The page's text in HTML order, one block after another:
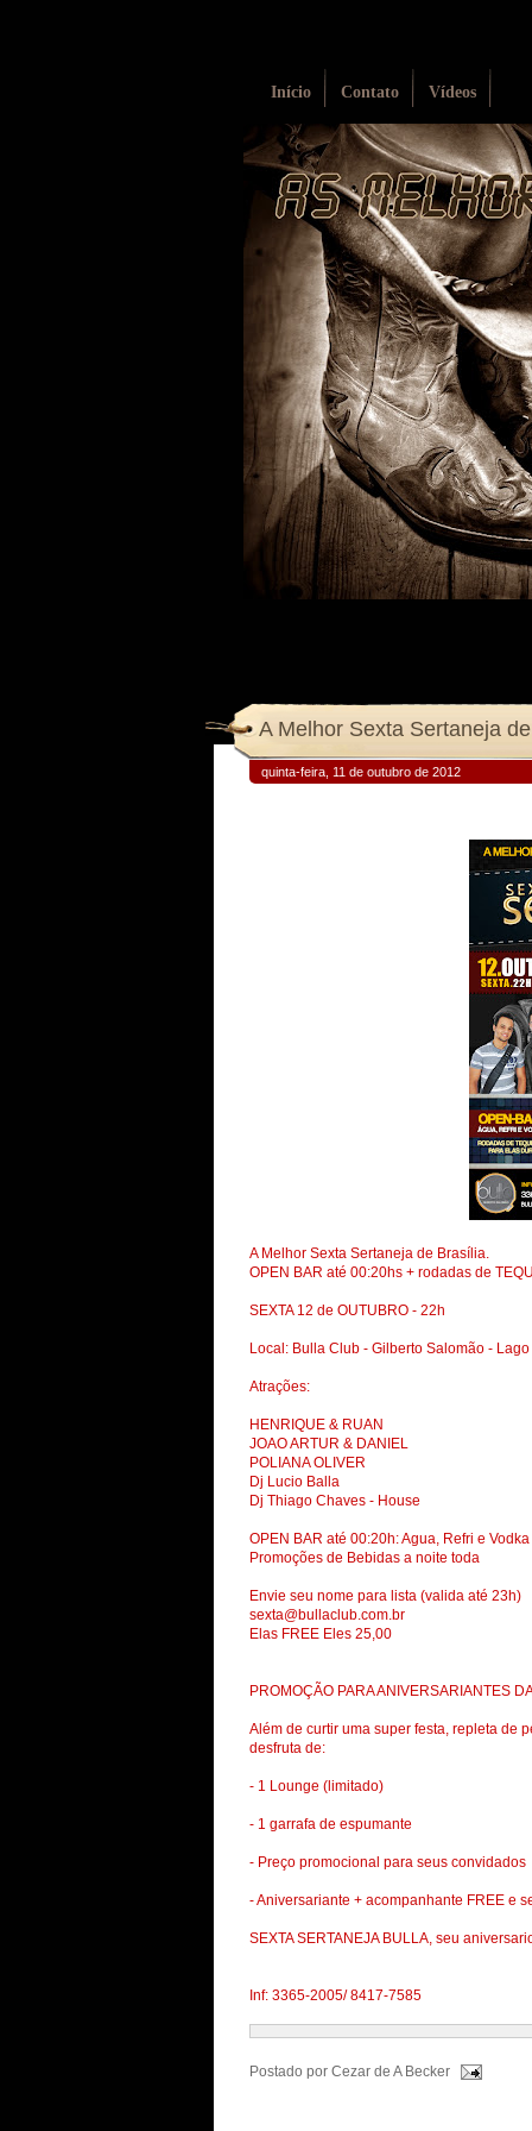
Início Contato Vídeos
A Melhor Sexta Sertaneja
quinta-feira, 11 de outubro de 2012
A Melhor Sexta Sertaneja de Brasília.
OPEN BAR até 00:20hs + rodadas de
SEXTA 12 de OUTUBRO - 22h
Local: Bulla Club - Gilberto Salomão - Lago
Atrações:
HENRIQUE & RUAN
JOAO ARTUR & DANIEL
POLIANA OLIVER
Dj Lucio Balla
Dj Thiago Chaves - House
OPEN BAR até 00:20h: Agua, Refri e
Promoções de Bebidas a noite toda
Envie seu nome para lista (valida até 23h)
sexta@bullaclub.com.br
Elas FREE Eles 25,00
PROMOÇÃO PARA ANIVERSARIANTES
Além de curtir uma super festa, repleta de
desfruta de:
- 1 Lounge (limitado)
- 1 garrafa de espumante
- Preço promocional para seus convidados
- Aniversariante + acompanhante FREE e
SEXTA SERTANEJA BULLA, seu
Inf: 3365-2005/ 8417-7585
Postado por Cezar de A Becker